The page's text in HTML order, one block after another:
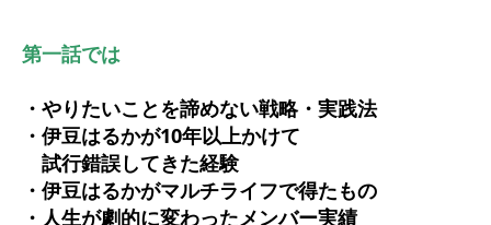
第一話では
・やりたいことを諦めない戦略・実践法
・伊豆はるかが10年以上かけて
試行錯誤してきた経験
・伊豆はるかがマルチライフで得たもの
・人生が劇的に変わったメンバー実績